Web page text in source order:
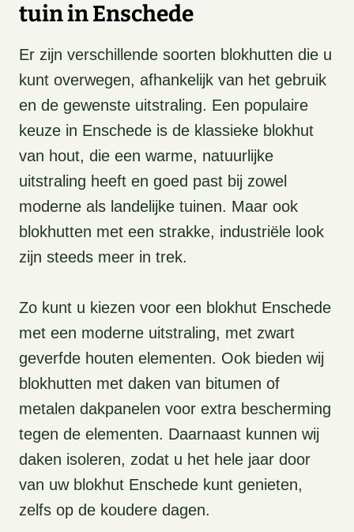
tuin in Enschede
Er zijn verschillende soorten blokhutten die u
kunt overwegen, afhankelijk van het gebruik
en de gewenste uitstraling. Een populaire
keuze in Enschede is de klassieke blokhut
van hout, die een warme, natuurlijke
uitstraling heeft en goed past bij zowel
moderne als landelijke tuinen. Maar ook
blokhutten met een strakke, industriële look
zijn steeds meer in trek.
Zo kunt u kiezen voor een blokhut Enschede
met een moderne uitstraling, met zwart
geverfde houten elementen. Ook bieden wij
blokhutten met daken van bitumen of
metalen dakpanelen voor extra bescherming
tegen de elementen. Daarnaast kunnen wij
daken isoleren, zodat u het hele jaar door
van uw blokhut Enschede kunt genieten,
zelfs op de koudere dagen.